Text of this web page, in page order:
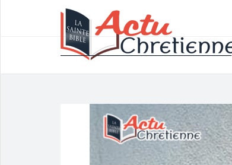
____________________________________